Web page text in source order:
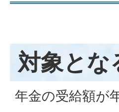
対象とな
年金の受給額が